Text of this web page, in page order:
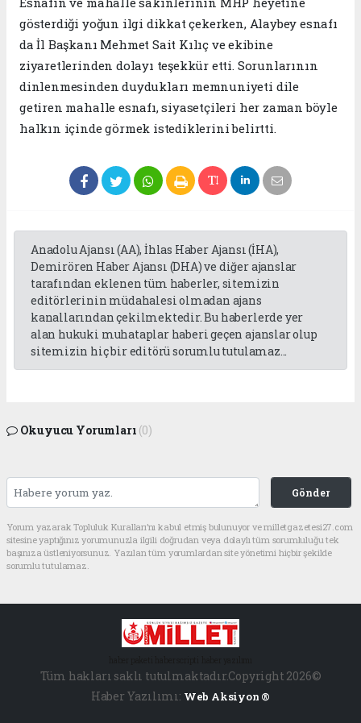
gösterdiği yoğun ilgi dikkat çekerken, Alaybey esnafı
da İl Başkanı Mehmet Sait Kılıç ve ekibine
ziyaretlerinden dolayı teşekkür etti. Sorunlarının
dinlenmesinden duydukları memnuniyeti dile
getiren mahalle esnafı, siyasetçileri her zaman böyle
halkın içinde görmek istediklerini belirtti.
Anadolu Ajansı (AA), İhlas Haber Ajansı (İHA),
Demirören Haber Ajansı (DHA) ve diğer ajanslar
tarafından eklenen tüm haberler, sitemizin
editörlerinin müdahalesi olmadan ajans
kanallarından çekilmektedir. Bu haberlerde yer
alan hukuki muhataplar haberi geçen ajanslar olup
sitemizin hiç bir editörü sorumlu tutulamaz...
Okuyucu Yorumları (0)
Gönder
Yorum yazarak Topluluk Kuralları’nı kabul etmiş bulunuyor ve milletgazetesi27.com
sitesine yaptığınız yorumunuzla ilgili doğrudan veya dolaylı tüm sorumluluğu tek
başınıza üstleniyorsunuz. Yazılan tüm yorumlardan site yönetimi hiçbir şekilde
sorumlu tutulamaz.
Tüm hakları saklı tutulmaktadır.Copyright 2026©
Haber Yazılımı: Web Aksiyon ®